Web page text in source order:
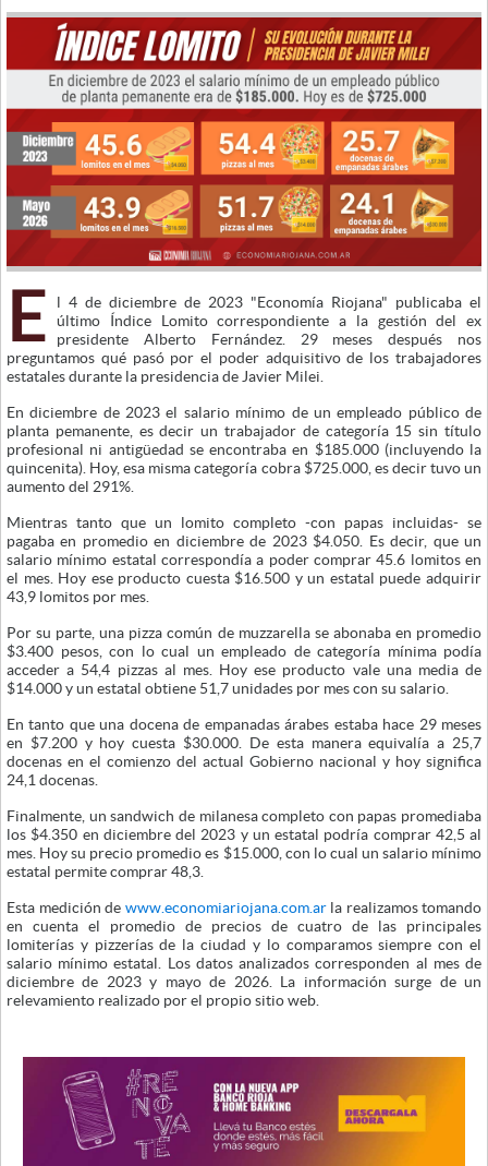
E
l 4 de diciembre de 2023 "Economía Riojana" publicaba el
último Índice Lomito correspondiente a la gestión del ex
presidente Alberto Fernández. 29 meses después nos
preguntamos qué pasó por el poder adquisitivo de los trabajadores
estatales durante la presidencia de Javier Milei.
En diciembre de 2023 el salario mínimo de un empleado público de
planta pemanente, es decir un trabajador de categoría 15 sin título
profesional ni antigüedad se encontraba en $185.000 (incluyendo la
quincenita). Hoy, esa misma categoría cobra $725.000, es decir tuvo un
aumento del 291%.
Mientras tanto que un lomito completo -con papas incluidas- se
pagaba en promedio en diciembre de 2023 $4.050. Es decir, que un
salario mínimo estatal correspondía a poder comprar 45.6 lomitos en
el mes. Hoy ese producto cuesta $16.500 y un estatal puede adquirir
43,9 lomitos por mes.
Por su parte, una pizza común de muzzarella se abonaba en promedio
$3.400 pesos, con lo cual un empleado de categoría mínima podía
acceder a 54,4 pizzas al mes. Hoy ese producto vale una media de
$14.000 y un estatal obtiene 51,7 unidades por mes con su salario.
En tanto que una docena de empanadas árabes estaba hace 29 meses
en $7.200 y hoy cuesta $30.000. De esta manera equivalía a 25,7
docenas en el comienzo del actual Gobierno nacional y hoy significa
24,1 docenas.
Finalmente, un sandwich de milanesa completo con papas promediaba
los $4.350 en diciembre del 2023 y un estatal podría comprar 42,5 al
mes. Hoy su precio promedio es $15.000, con lo cual un salario mínimo
estatal permite comprar 48,3.
Esta medición de www.economiariojana.com.ar la realizamos tomando
en cuenta el promedio de precios de cuatro de las principales
lomiterías y pizzerías de la ciudad y lo comparamos siempre con el
salario mínimo estatal. Los datos analizados corresponden al mes de
diciembre de 2023 y mayo de 2026. La información surge de un
relevamiento realizado por el propio sitio web.